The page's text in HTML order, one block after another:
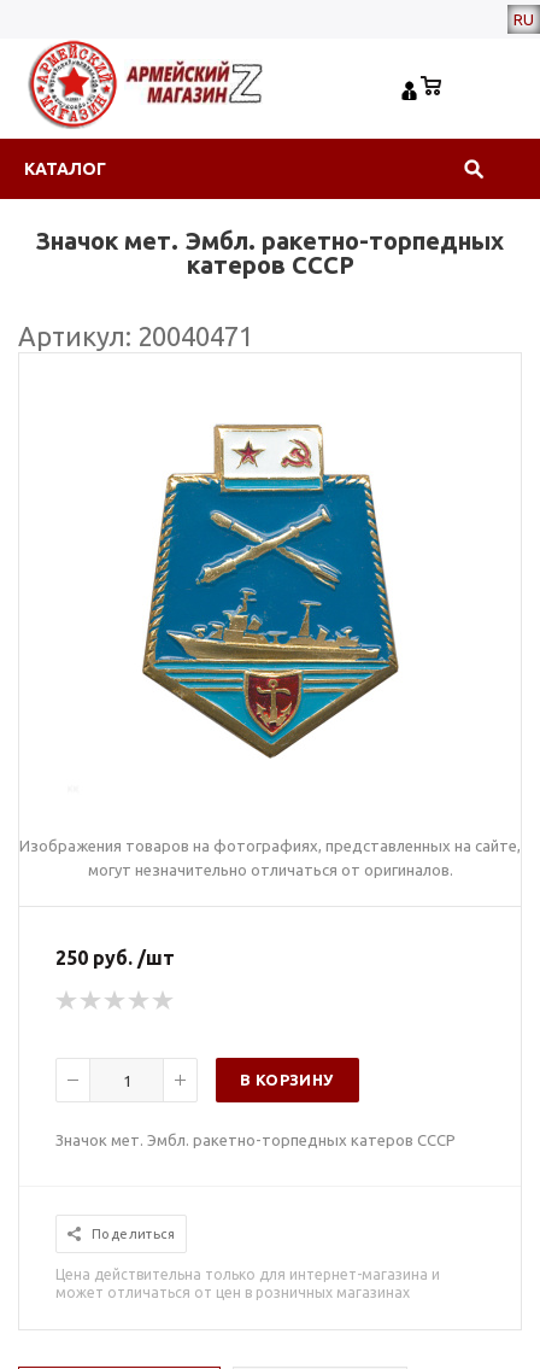
RU
КАТАЛОГ
Значок мет. Эмбл. ракетно-торпедных
катеров СССР
Артикул: 20040471
Изображения товаров на фотографиях, представленных на сайте,
могут незначительно отличаться от оригиналов.
250 руб. /шт
В КОРЗИНУ
Значок мет. Эмбл. ракетно-торпедных катеров СССР
Поделиться
Цена действительна только для интернет-магазина и
может отличаться от цен в розничных магазинах